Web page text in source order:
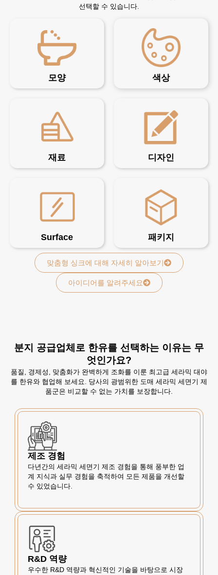
선택할 수 있습니다.
모양 색상
재료 디자인
Surface 패키지
맞춤형 싱크에 대해 자세히 알아보기
아이디어를 알려주세요
분지 공급업체로 한유를 선택하는 이유는 무
엇인가요?
품질, 경제성, 맞춤화가 완벽하게 조화를 이룬 최고급 세라믹 대야
를 한유와 협업해 보세요. 당사의 광범위한 도매 세라믹 세면기 제
품군은 비교할 수 없는 가치를 보장합니다.
제조 경험
다년간의 세라믹 세면기 제조 경험을 통해 풍부한 업
계 지식과 실무 경험을 축적하여 모든 제품을 개선할
수 있었습니다.
R&D 역량
우수한 R&D 역량과 혁신적인 기술을 바탕으로 시장